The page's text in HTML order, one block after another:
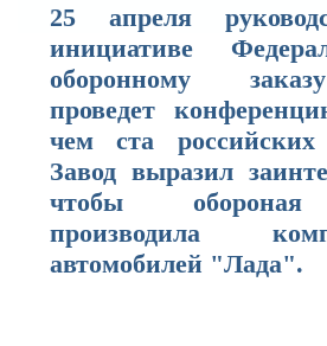
25 апреля
инициативе
оборонному
проведет
чем ста
Завод выразил
чтобы обороная
производила
автомобилей "Лада".